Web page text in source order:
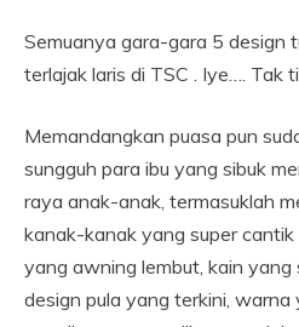
Semuanya gara-gara 5 design
terlajak laris di TSC . Iye…. Tak
Memandangkan puasa pun
sungguh para ibu yang sibuk
raya anak-anak, termasuklah
kanak-kanak yang super cantik
yang awning lembut, kain yang
design pula yang terkini,